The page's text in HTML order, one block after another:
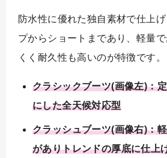
防水性に優れた独自素材で仕上
プからショートまであり、軽量
くく耐久性も高いのが特徴です。
クラシックブーツ(画像左)：
にした全天候対応型
クラッシュブーツ(画像右)：
がありトレンドの厚底に仕上